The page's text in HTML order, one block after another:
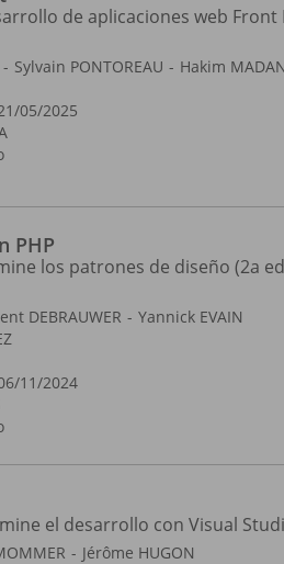
de aplicaciones web Front
Sylvain PONTOREAU Hakim
05/2025
PHP
los patrones de diseño (2a
DEBRAUWER
Yannick EVAIN
11/2024
el desarrollo con Visual
Jérôme HUGON